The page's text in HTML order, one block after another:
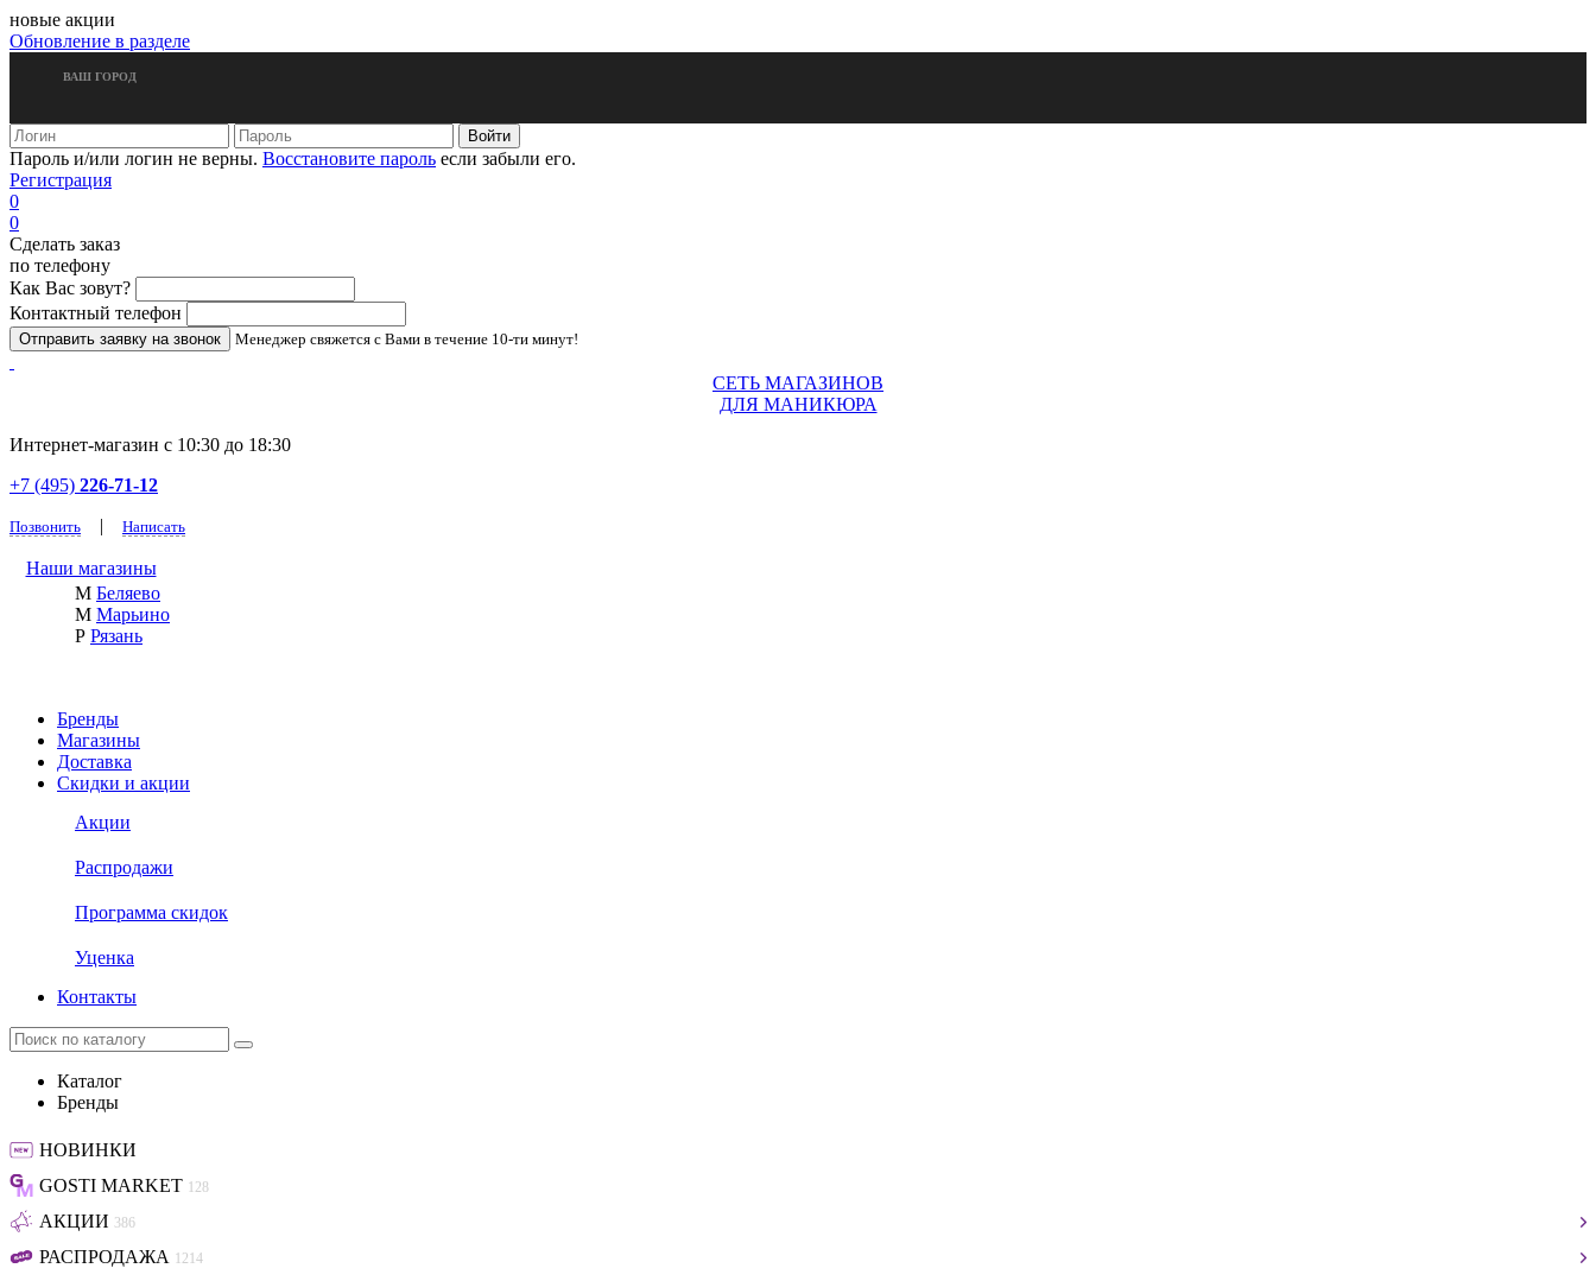
новые акции
Обновление в разделе
ВАШ ГОРОД
Пароль и/или логин не верны. Восстановите пароль если забыли его.
Регистрация
0
0
Сделать заказ
по телефону
Как Вас зовут?
Контактный телефон
Менеджер свяжется с Вами в течение 10-ти минут!
СЕТЬ МАГАЗИНОВ
ДЛЯ МАНИКЮРА
Интернет-магазин с 10:30 до 18:30
+7 (495) 226-71-12
Позвонить | Написать
Наши магазины
М Беляево
М Марьино
Р Рязань
Бренды
Магазины
Доставка
Скидки и акции
Акции
Распродажи
Программа скидок
Уценка
Контакты
Каталог
Бренды
НОВИНКИ
GOSTI MARKET 128
АКЦИИ 386
РАСПРОДАЖА 1214